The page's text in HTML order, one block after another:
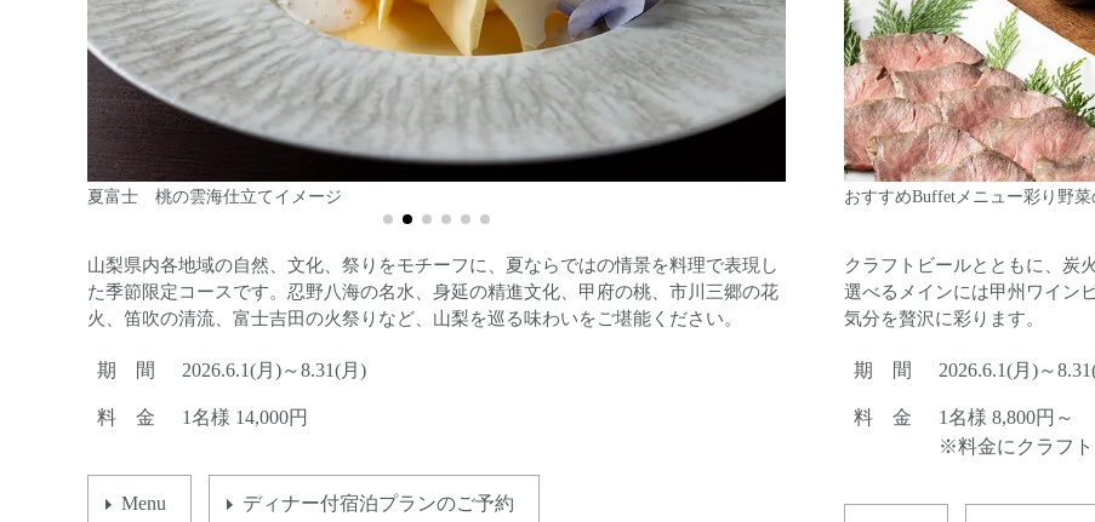
火祭り仕立て 有田牛の焼しゃぶイメージ お造里イメージ
山梨県内各地域の自然、文化、祭りをモチーフに、夏ならではの情景を料理で表現し
た季節限定コースです。忍野八海の名水、身延の精進文化、甲府の桃、市川三郷の花
火、笛吹の清流、富士吉田の火祭りなど、山梨を巡る味わいをご堪能ください。
期 間 2026.6.1(月)～8.31(月)
料 金 1名様 14,000円
Menu ディナー付宿泊プランのご予約
おすすめBuffetメニュー彩り野菜のローストビーフちらしイメージ 信玄どりのグリル ラタトゥ
クラフトビールとともに、炭
選べるメインには甲州ワイン
気分を贅沢に彩ります。
期 間 2026.6.1(月)～
料 金
1名様 8,800円～
※料金にクラフト